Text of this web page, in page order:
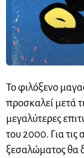
Το φιλόξενο
προσκαλεί μετά
μεγαλύτερες
του 2000. Για τις
ξεσαλώματος θα